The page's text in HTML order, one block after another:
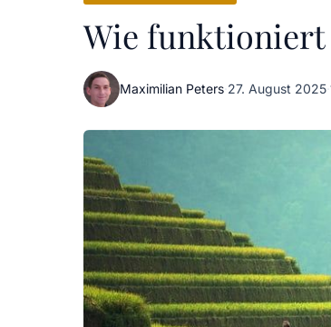
Wie funktioniert
Maximilian Peters·27. August 2025·